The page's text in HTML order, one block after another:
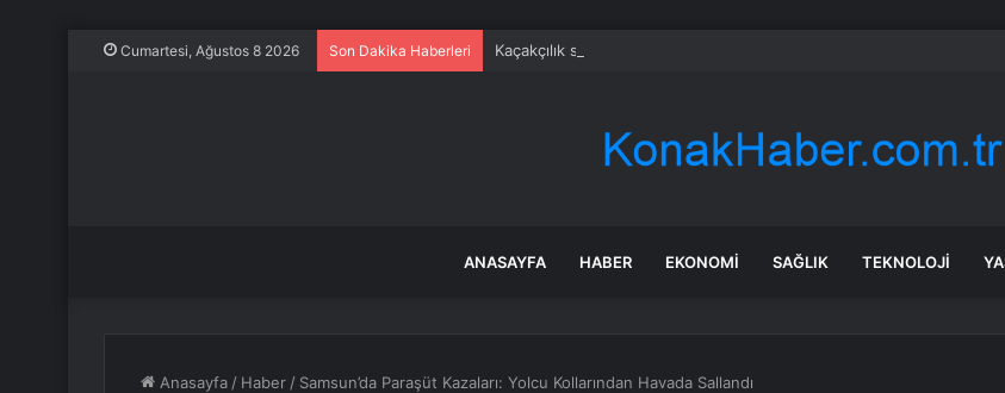
Cumartesi, Ağustos 8 2026 Son Dakika Haberleri Kaçakçılık skandalıyla partiden istifa ettirilen vekil CHP’nin ilk transferi
ANASAYFA HABER EKONOMI SAĞLIK TEKNOLOJI
Anasayfa / Haber / Samsun’da Paraşüt Kazaları: Yolcu Kollarından Havada Sallandı